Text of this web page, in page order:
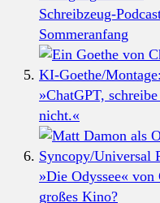
Schreibzeug-
Sommeranfang
»ChatGPT,
nicht.«
»Die Odyssee«
großes Kino?